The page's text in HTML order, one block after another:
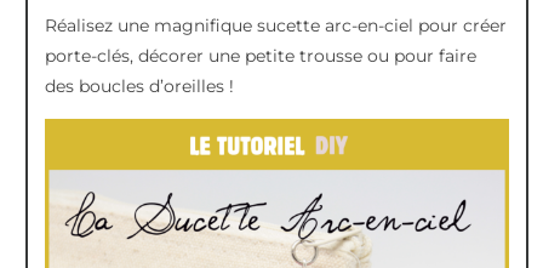
Réalisez une magnifique sucette arc-en-ciel pour créer
porte-clés, décorer une petite trousse ou pour faire
des boucles d’oreilles !